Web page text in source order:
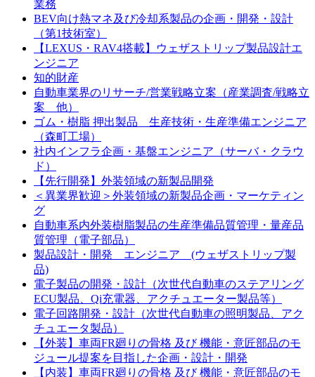
業務
BEV向け熱マネ及び冷却系製品の企画・開発・設計
（第1技術室）
【LEXUS・RAV4搭載】ウェザストリップ製品設計エ
ンジニア
知的財産
自動車業界のリサーチ/営業戦略立案（産業調査/戦略立
案 他）
ゴム・樹脂 押出製品 生産技術・生産準備エンジニア
（森町工場）
社内インフラ企画・基盤エンジニア（サーバ・クラウ
ド）
【先行開発】外装領域の新製品開発
＜異業界歓迎＞外装領域の新製品企画・マーケティン
グ
自動車系内外装樹脂製品の生産準備品質管理・量産品
質管理（電子部品）
製品設計・開発 エンジニア (ウェザストリップ製
品)
電子製品の開発・設計（次世代自動車のステアリング
ECU製品、Qi充電器、アクチュエーター製品等）
電子回路開発・設計（次世代自動車の照明製品、アク
チュエータ製品）
【外装】車両FR廻りの骨格 及び 機能・意匠部品のモ
ジュール提案を目指した企画・設計・開発
【内装】車両FR廻りの骨格 及び 機能・意匠部品のモ